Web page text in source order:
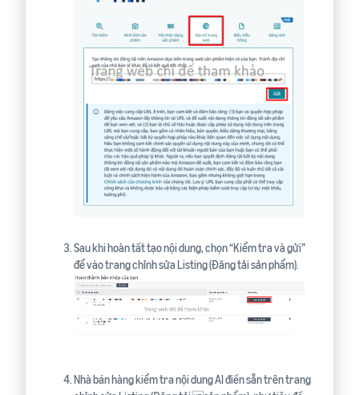
Sau khi hoàn tất tạo nội dung, chọn “Kiểm tra và gửi”
để vào trang chỉnh sửa Listing (Đăng tải sản phẩm).
Nhà bán hàng kiểm tra nội dung AI điền sẵn trên trang